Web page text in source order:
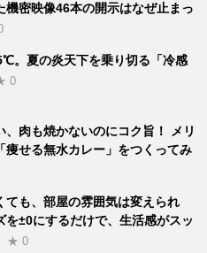
機密映像46本の開示はなぜ止まっ
。夏の炎天下を乗り切る「冷感
0
、肉も焼かないのにコク旨！ メリ
痩せる無水カレー」をつくってみ
ても、部屋の雰囲気は変えられ
を±0にするだけで、生活感がスッ
★ 0